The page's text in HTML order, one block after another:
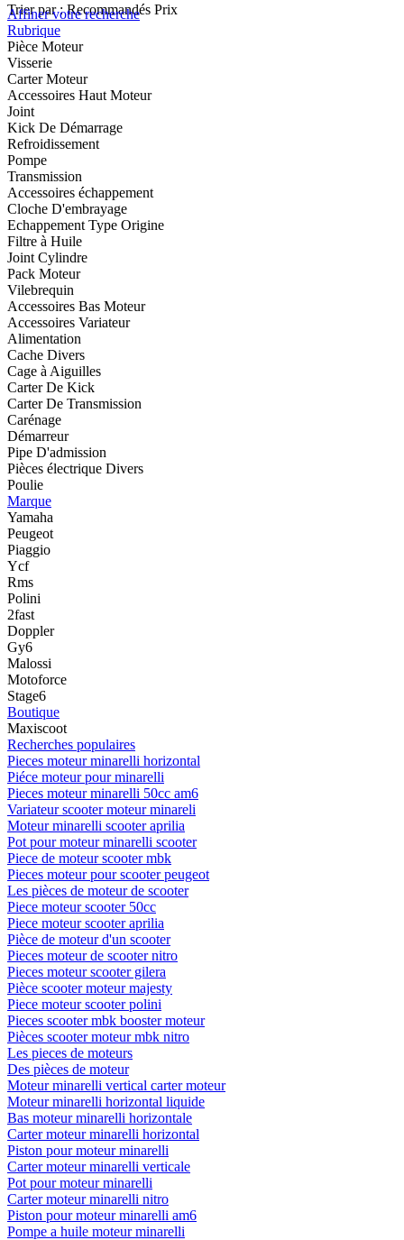
Trier par : Recommandés Prix
Affiner votre recherche
Rubrique
Pièce Moteur
Visserie
Carter Moteur
Accessoires Haut Moteur
Joint
Kick De Démarrage
Refroidissement
Pompe
Transmission
Accessoires échappement
Cloche D'embrayage
Echappement Type Origine
Filtre à Huile
Joint Cylindre
Pack Moteur
Vilebrequin
Accessoires Bas Moteur
Accessoires Variateur
Alimentation
Cache Divers
Cage à Aiguilles
Carter De Kick
Carter De Transmission
Carénage
Démarreur
Pipe D'admission
Pièces électrique Divers
Poulie
Marque
Yamaha
Peugeot
Piaggio
Ycf
Rms
Polini
2fast
Doppler
Gy6
Malossi
Motoforce
Stage6
Boutique
Maxiscoot
Recherches populaires
Pieces moteur minarelli horizontal
Piéce moteur pour minarelli
Pieces moteur minarelli 50cc am6
Variateur scooter moteur minareli
Moteur minarelli scooter aprilia
Pot pour moteur minarelli scooter
Piece de moteur scooter mbk
Pieces moteur pour scooter peugeot
Les pièces de moteur de scooter
Piece moteur scooter 50cc
Piece moteur scooter aprilia
Pièce de moteur d'un scooter
Pieces moteur de scooter nitro
Pieces moteur scooter gilera
Pièce scooter moteur majesty
Piece moteur scooter polini
Pieces scooter mbk booster moteur
Pièces scooter moteur mbk nitro
Les pieces de moteurs
Des pièces de moteur
Moteur minarelli vertical carter moteur
Moteur minarelli horizontal liquide
Bas moteur minarelli horizontale
Carter moteur minarelli horizontal
Piston pour moteur minarelli
Carter moteur minarelli verticale
Pot pour moteur minarelli
Carter moteur minarelli nitro
Piston pour moteur minarelli am6
Pompe a huile moteur minarelli